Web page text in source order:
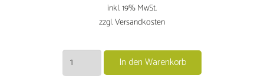
inkl. 19% MwSt.
zzgl. Versandkosten
23/24
Torbäck-
In den Warenkorb